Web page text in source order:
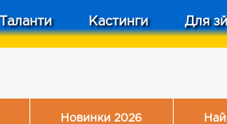
Таланти Кастинги Для
Новинки 2026